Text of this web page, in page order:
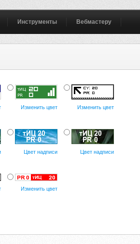
Инструменты Вебмастеру
Изменить цвет Изменить цвет
Цвет надписи Цвет надписи
Изменить цвет